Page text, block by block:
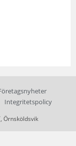
Integritetspolicy
Örnsköldsvik